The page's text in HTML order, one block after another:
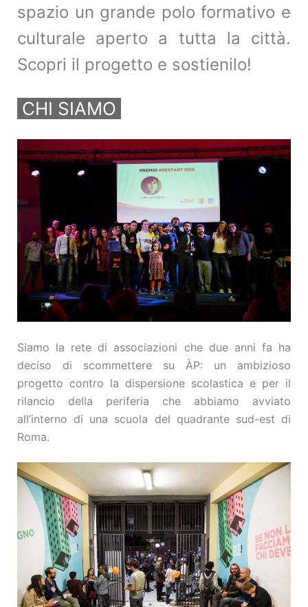
spazio un grande polo formativo e
culturale aperto a tutta la città.
Scopri il progetto e sostienilo!
CHI SIAMO
Siamo la rete di associazioni che due anni fa ha
deciso di scommettere su ÀP: un ambizioso
progetto contro la dispersione scolastica e per il
rilancio della periferia che abbiamo avviato
all’interno di una scuola del quadrante sud-est di
Roma.